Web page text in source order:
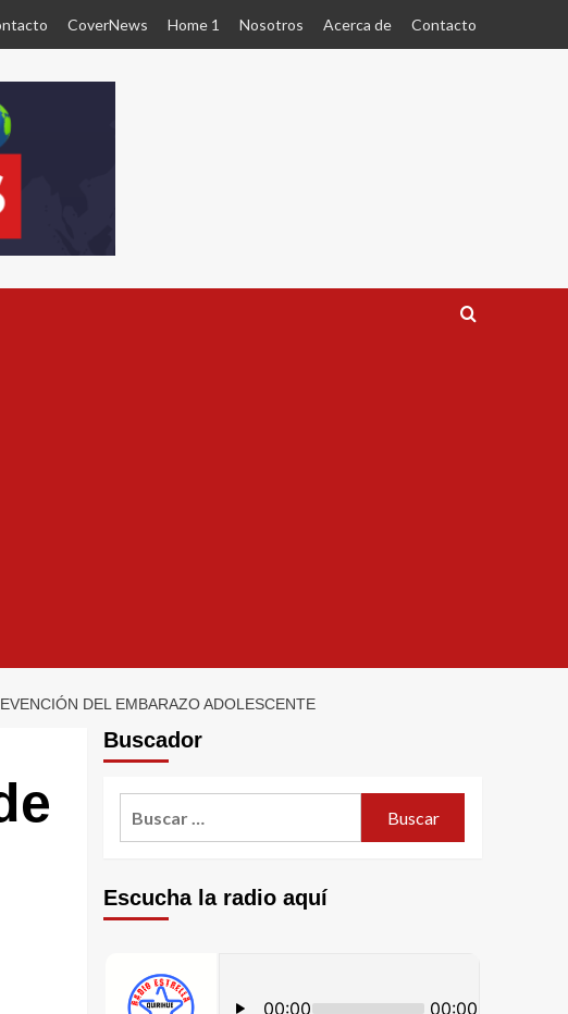
CoverNews Home 1 Nosotros Acerca de Contacto
DEL EMBARAZO ADOLESCENTE
Buscador
Escucha la radio aquí